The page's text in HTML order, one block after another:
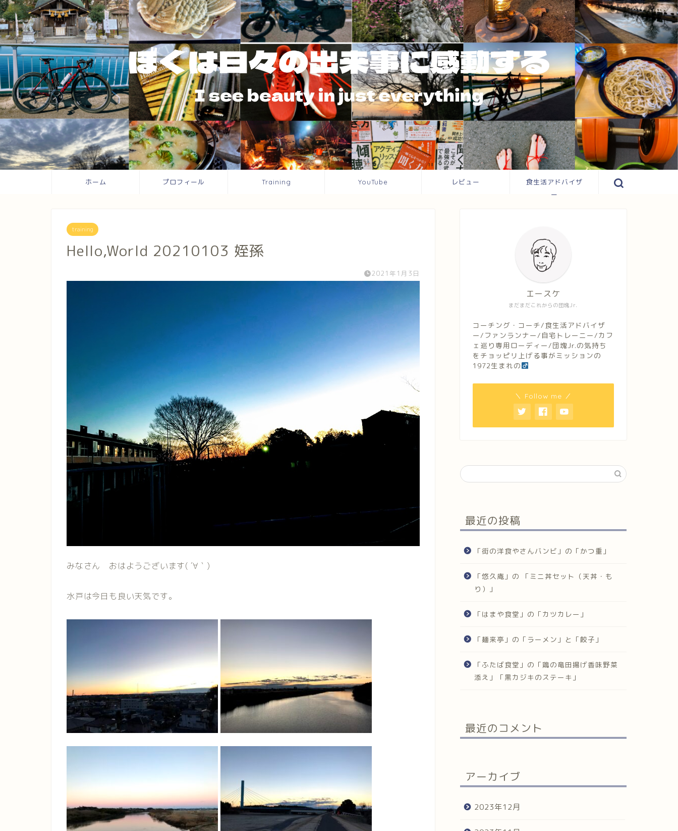
ホーム プロフィール Training YouTube レビュー
食生活アドバイザ
ー
training
Hello,World 20210103 姪孫
2021年1月3日
みなさん おはようございます( ´∀｀)
水戸は今日も良い天気です。
まだまだこれからの団塊Jr.
エースケ
コーチング・コーチ/食生活アドバイザ
ー/ファンランナー/自宅トレーニー/カフ
ェ巡り専用ローディー/団塊Jr.の気持ち
をチョッピリ上げる事がミッションの
1972生まれの
＼ Follow me ／
最近の投稿
「街の洋食やさんバンビ」の「かつ重」
「悠久庵」の 「ミニ丼セット（天丼・も
り）」
「はまや食堂」の「カツカレー」
「麺来亭」の「ラーメン」と「餃子」
「ふたば食堂」の「鶏の竜田揚げ香味野菜
添え」「黒カジキのステーキ」
最近のコメント
アーカイブ
2023年12月